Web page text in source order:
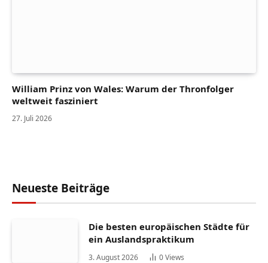
William Prinz von Wales: Warum der Thronfolger
weltweit fasziniert
27. Juli 2026
Neueste Beiträge
Die besten europäischen Städte für
ein Auslandspraktikum
3. August 2026 0Views